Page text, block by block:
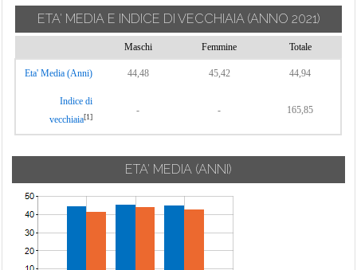
ETA' MEDIA E INDICE DI VECCHIAIA (ANNO 2021)
Maschi Femmine Totale
Eta' Media (Anni) 44,48 45,42 44,94
Indice di
vecchiaia[1]
- - 165,85
ETA' MEDIA (ANNI)